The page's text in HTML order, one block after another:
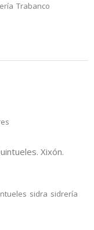
Trabanco
Xixón.
sidra sidrería